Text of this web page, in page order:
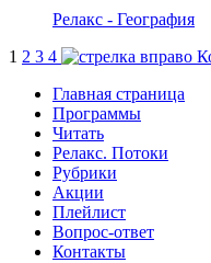
Релакс - География
1 2 3 4
Главная страница
Программы
Читать
Релакс. Потоки
Рубрики
Акции
Плейлист
Вопрос-ответ
Контакты